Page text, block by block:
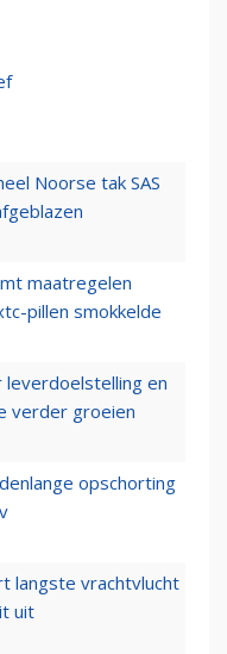
Noorse tak SAS
maatregelen
pillen smokkelde
en
verder groeien
opschorting
langste vrachtvlucht
uit